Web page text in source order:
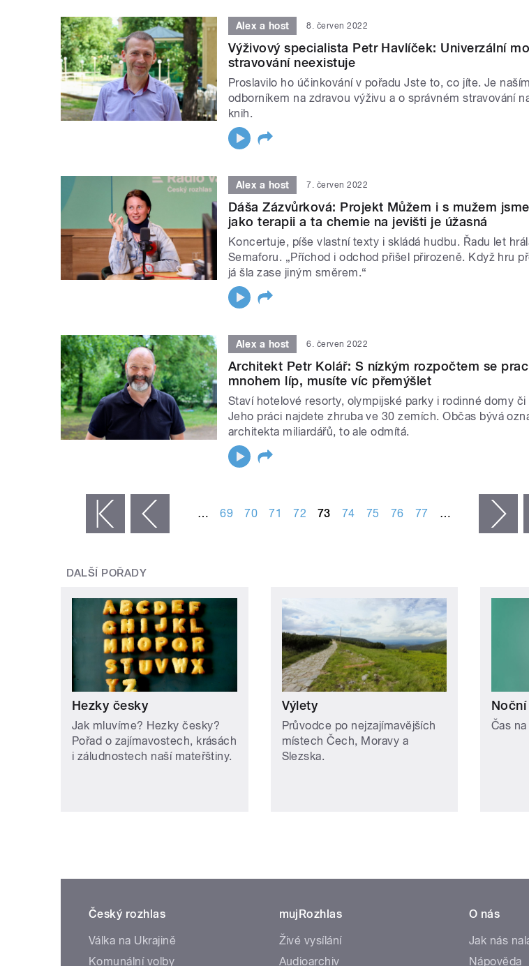
Alex a host 8. červen 2022
Výživový specialista Petr Havlíček: Univerzální
stravování neexistuje
Proslavilo ho účinkování v pořadu Jste to, co jíte. Je
odborníkem na zdravou výživu a o správném stravování
knih.
Alex a host 7. červen 2022
Dáša Zázvůrková: Projekt Můžem i s mužem
jako terapii a ta chemie na jevišti je úžasná
Koncertuje, píše vlastní texty i skládá hudbu. Řadu let
Semaforu. „Příchod i odchod přišel přirozeně. Když hru
já šla zase jiným směrem.“
Alex a host 6. červen 2022
Architekt Petr Kolář: S nízkým rozpočtem se
mnohem líp, musíte víc přemýšlet
Staví hotelové resorty, olympijské parky i rodinné domy či
Jeho práci najdete zhruba ve 30 zemích. Občas bývá
architekta miliardářů, to ale odmítá.
‹ předchozí … 69 70 71 72 73 74 75 76 77 …
DALŠÍ POŘADY
Hezky česky
Jak mluvíme? Hezky česky?
Pořad o zajímavostech, krásách
i záludnostech naší mateřštiny.
Výlety
Průvodce po nejzajímavějších
místech Čech, Moravy a
Slezska.
Čas
Český rozhlas
Válka na Ukrajině
Komunální volby
mujRozhlas
Živé vysílání
Audioarchiv
O nás
Jak nás
Nápověda